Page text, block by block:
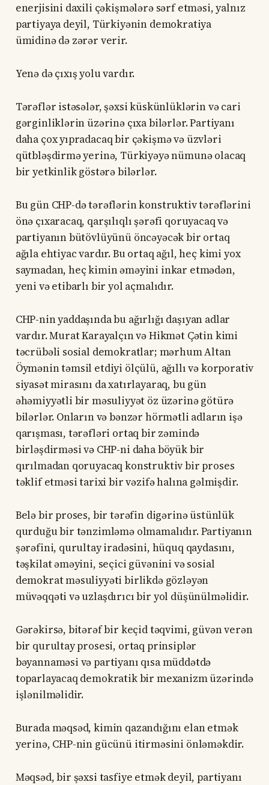
enerjisini daxili çəkişmələrə sərf etməsi, yalnız
partiyaya deyil, Türkiyənin demokratiya
ümidinə də zərər verir.
Yenə də çıxış yolu vardır.
Tərəflər istəsələr, şəxsi küskünlüklərin və cari
gərginliklərin üzərinə çıxa bilərlər. Partiyanı
daha çox yıpradacaq bir çəkişmə və üzvləri
qütbləşdirmə yerinə, Türkiyəyə nümunə olacaq
bir yetkinlik göstərə bilərlər.
Bu gün CHP-də tərəflərin konstruktiv tərəflərini
önə çıxaracaq, qarşılıqlı şərəfi qoruyacaq və
partiyanın bütövlüyünü öncəyəcək bir ortaq
ağıla ehtiyac vardır. Bu ortaq ağıl, heç kimi yox
saymadan, heç kimin əməyini inkar etmədən,
yeni və etibarlı bir yol açmalıdır.
CHP-nin yaddaşında bu ağırlığı daşıyan adlar
vardır. Murat Karayalçın və Hikmət Çətin kimi
təcrübəli sosial demokratlar; mərhum Altan
Öymənin təmsil etdiyi ölçülü, ağıllı və korporativ
siyasət mirasını da xatırlayaraq, bu gün
əhəmiyyətli bir məsuliyyət öz üzərinə götürə
bilərlər. Onların və bənzər hörmətli adların işə
qarışması, tərəfləri ortaq bir zəmində
birləşdirməsi və CHP-ni daha böyük bir
qırılmadan qoruyacaq konstruktiv bir proses
təklif etməsi tarixi bir vəzifə halına gəlmişdir.
Belə bir proses, bir tərəfin digərinə üstünlük
qurduğu bir tənzimləmə olmamalıdır. Partiyanın
şərəfini, qurultay iradəsini, hüquq qaydasını,
təşkilat əməyini, seçici güvənini və sosial
demokrat məsuliyyəti birlikdə gözləyən
müvəqqəti və uzlaşdırıcı bir yol düşünülməlidir.
Gərəkirsə, bitərəf bir keçid təqvimi, güvən verən
bir qurultay prosesi, ortaq prinsiplər
bəyannaməsi və partiyanı qısa müddətdə
toparlayacaq demokratik bir mexanizm üzərində
işlənilməlidir.
Burada məqsəd, kimin qazandığını elan etmək
yerinə, CHP-nin gücünü itirməsini önləməkdir.
Məqsəd, bir şəxsi tasfiye etmək deyil, partiyanı